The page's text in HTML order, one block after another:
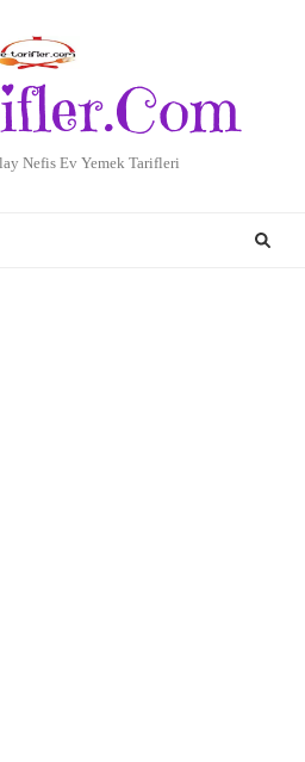
Nefis Ev Yemek Tarifleri